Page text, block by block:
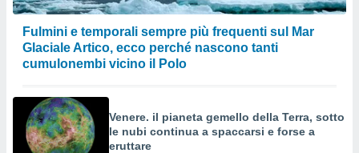
Fulmini e temporali sempre più frequenti sul Mar
Glaciale Artico, ecco perché nascono tanti
cumulonembi vicino il Polo
Venere. il pianeta gemello della Terra, sotto
le nubi continua a spaccarsi e forse a
eruttare